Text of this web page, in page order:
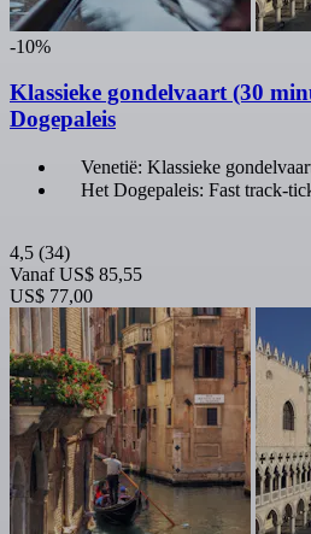
-10%
Klassieke gondelvaart (30
Dogepaleis
Venetië: Klassieke
Het Dogepaleis: Fast track-
4,5 (34)
Vanaf US$ 85,55
US$ 77,00